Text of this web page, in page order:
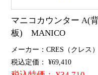
マニコカウンター A(
板) MANICO
メーカー：CRES（クレス）
税込定価： ¥69,410